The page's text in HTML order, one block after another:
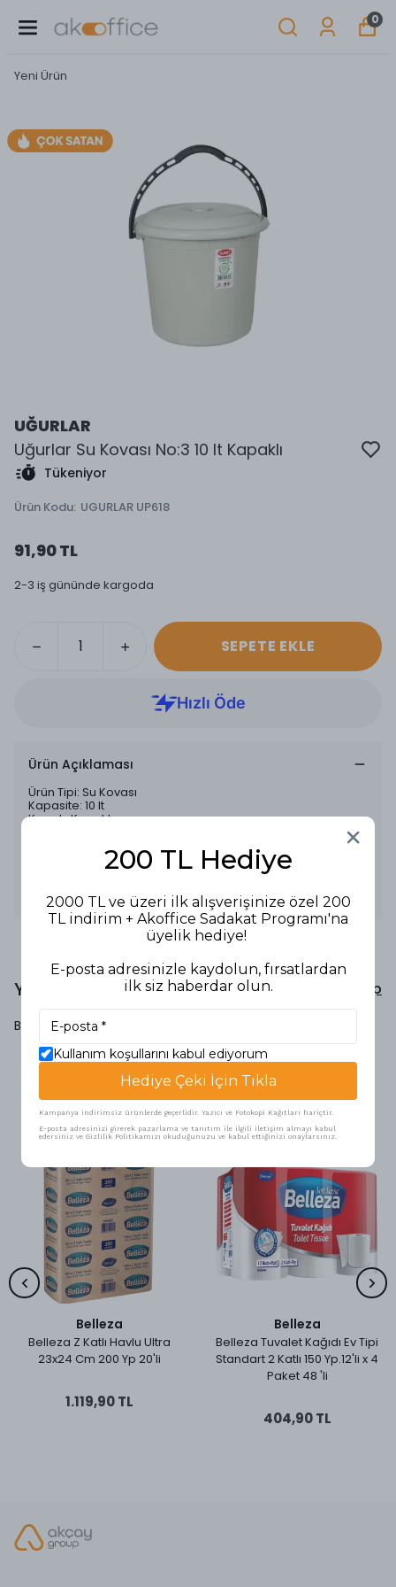
0
Yeni Ürün
UĞURLAR
Uğurlar Su Kovası No:3 10 lt Kapaklı
Tükeniyor
Ürün Kodu: UGURLAR UP618
91,90 TL
2-3 iş gününde kargoda
SEPETE EKLE
Ürün Açıklaması
Ürün Tipi: Su Kovası
Kapasite: 10 lt
Kapak: Kapaklı
- 10 lt kapasite, orta boy alanlarda kullanıma uygundur.
- Kapaklı tasarımı sayesinde suyun dökülmesini engeller
ve kolay taşınır.
kullanım için idealdir.
Yorumlar Yorum Yap
Bu ürün için henüz yorum yapılmamış.
Benzer Ürünler
Belleza
Belleza Z Katlı Havlu Ultra
23x24 Cm 200 Yp 20'li
1.119,90 TL
Belleza
Belleza Tuvalet Kağıdı Ev Tipi
Standart 2 Katlı 150 Yp.12'li x 4
Paket 48 'li
404,90 TL
200 TL Hediye
2000 TL ve üzeri ilk alışverişinize özel 200
TL indirim + Akoffice Sadakat Programı'na
üyelik hediye!
E-posta adresinizle kaydolun, fırsatlardan
ilk siz haberdar olun.
Kullanım koşullarını kabul ediyorum
Hediye Çeki İçin Tıkla
Kampanya indirimsiz ürünlerde geçerlidir. Yazıcı ve Fotokopi Kağıtları hariçtir.
E-posta adresinizi girerek pazarlama ve tanıtım ile ilgili iletişim almayı kabul
edersiniz ve Gizlilik Politikamızı okuduğunuzu ve kabul ettiğinizi onaylarsınız.